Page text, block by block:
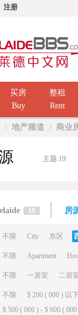
注册
买房
Buy
整租
Rent
地产频道 商业
主题:19
19 房
不限 City 东区
不限 Apartment
不限 一居室 二居
不限 $ 200 ( 000 ) 以下
$ 500 ( 000 ) - $ 600 ( 000